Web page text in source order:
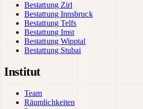
Bestattung Zirl
Bestattung Innsbruck
Bestattung Telfs
Bestattung Imst
Bestattung Wipptal
Bestattung Stubai
Institut
Team
Räumlichkeiten